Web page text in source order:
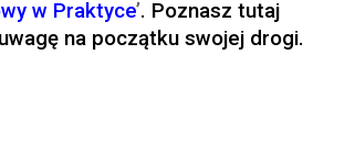
w Praktyce’. Poznasz tutaj
na początku swojej drogi.